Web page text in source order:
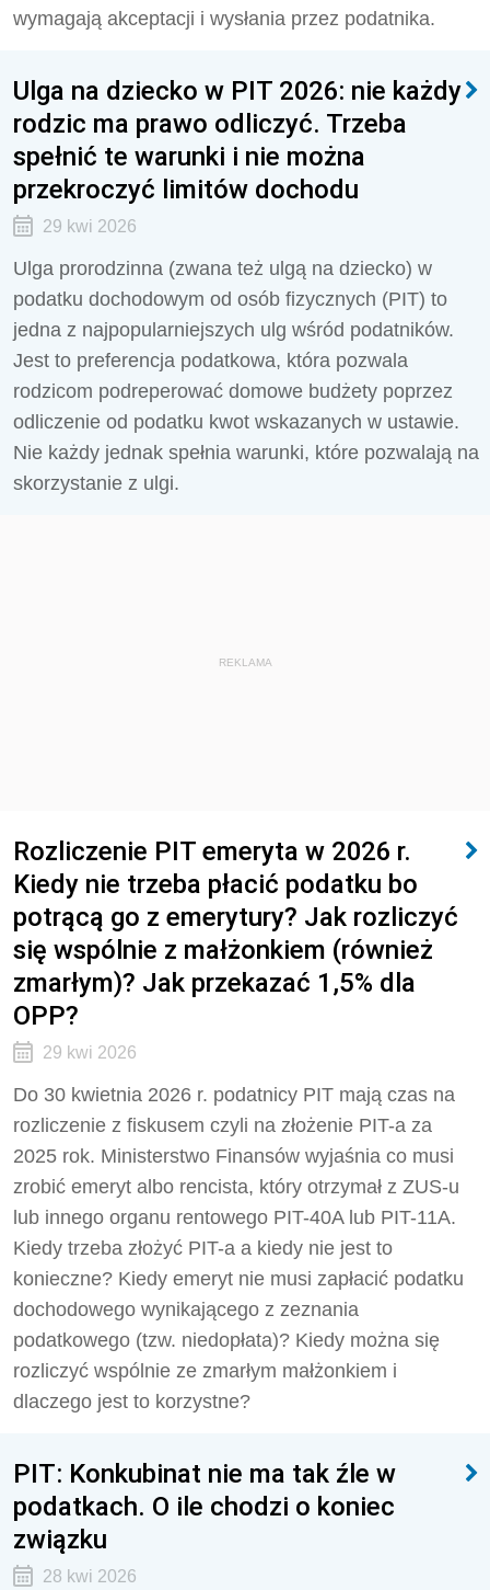
wymagają akceptacji i wysłania przez podatnika.
Ulga na dziecko w PIT 2026: nie każdy
rodzic ma prawo odliczyć. Trzeba
spełnić te warunki i nie można
przekroczyć limitów dochodu
29 kwi 2026
Ulga prorodzinna (zwana też ulgą na dziecko) w
podatku dochodowym od osób fizycznych (PIT) to
jedna z najpopularniejszych ulg wśród podatników.
Jest to preferencja podatkowa, która pozwala
rodzicom podreperować domowe budżety poprzez
odliczenie od podatku kwot wskazanych w ustawie.
Nie każdy jednak spełnia warunki, które pozwalają na
skorzystanie z ulgi.
REKLAMA
Rozliczenie PIT emeryta w 2026 r.
Kiedy nie trzeba płacić podatku bo
potrącą go z emerytury? Jak rozliczyć
się wspólnie z małżonkiem (również
zmarłym)? Jak przekazać 1,5% dla
OPP?
29 kwi 2026
Do 30 kwietnia 2026 r. podatnicy PIT mają czas na
rozliczenie z fiskusem czyli na złożenie PIT-a za
2025 rok. Ministerstwo Finansów wyjaśnia co musi
zrobić emeryt albo rencista, który otrzymał z ZUS-u
lub innego organu rentowego PIT-40A lub PIT-11A.
Kiedy trzeba złożyć PIT-a a kiedy nie jest to
konieczne? Kiedy emeryt nie musi zapłacić podatku
dochodowego wynikającego z zeznania
podatkowego (tzw. niedopłata)? Kiedy można się
rozliczyć wspólnie ze zmarłym małżonkiem i
dlaczego jest to korzystne?
PIT: Konkubinat nie ma tak źle w
podatkach. O ile chodzi o koniec
związku
28 kwi 2026